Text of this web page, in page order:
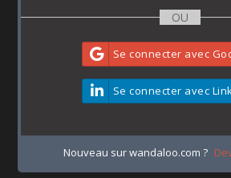
Se connecter avec
Se connecter avec
Nouveau sur wandaloo.com ?